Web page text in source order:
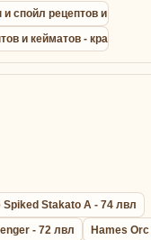
спойл рецептов и
и кейматов - крафт
Spiked Stakato A - 74 лвл
- 72 лвл
Hames